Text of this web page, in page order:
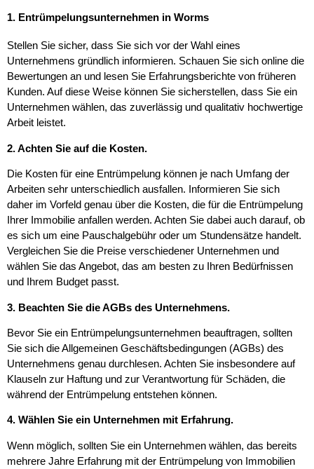
1. Entrümpelungsunternehmen in Worms
Stellen Sie sicher, dass Sie sich vor der Wahl eines
Unternehmens gründlich informieren. Schauen Sie sich online die
Bewertungen an und lesen Sie Erfahrungsberichte von früheren
Kunden. Auf diese Weise können Sie sicherstellen, dass Sie ein
Unternehmen wählen, das zuverlässig und qualitativ hochwertige
Arbeit leistet.
2. Achten Sie auf die Kosten.
Die Kosten für eine Entrümpelung können je nach Umfang der
Arbeiten sehr unterschiedlich ausfallen. Informieren Sie sich
daher im Vorfeld genau über die Kosten, die für die Entrümpelung
Ihrer Immobilie anfallen werden. Achten Sie dabei auch darauf, ob
es sich um eine Pauschalgebühr oder um Stundensätze handelt.
Vergleichen Sie die Preise verschiedener Unternehmen und
wählen Sie das Angebot, das am besten zu Ihren Bedürfnissen
und Ihrem Budget passt.
3. Beachten Sie die AGBs des Unternehmens.
Bevor Sie ein Entrümpelungsunternehmen beauftragen, sollten
Sie sich die Allgemeinen Geschäftsbedingungen (AGBs) des
Unternehmens genau durchlesen. Achten Sie insbesondere auf
Klauseln zur Haftung und zur Verantwortung für Schäden, die
während der Entrümpelung entstehen können.
4. Wählen Sie ein Unternehmen mit Erfahrung.
Wenn möglich, sollten Sie ein Unternehmen wählen, das bereits
mehrere Jahre Erfahrung mit der Entrümpelung von Immobilien